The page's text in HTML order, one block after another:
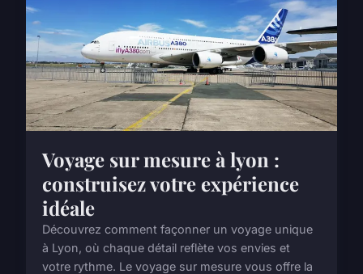
Voyage sur mesure à lyon :
construisez votre expérience
idéale
Découvrez comment façonner un voyage unique
à Lyon, où chaque détail reflète vos envies et
votre rythme. Le voyage sur mesure vous offre la